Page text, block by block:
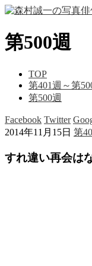
第500週
TOP
第401週～第
第500週
Facebook Twitter
2014年11月15日 第
すれ違い再会は